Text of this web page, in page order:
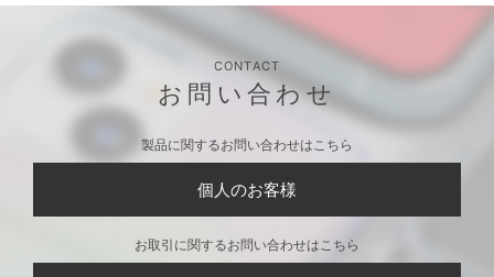
CONTACT
お問い合わせ
製品に関するお問い合わせはこちら
個人のお客様
お取引に関するお問い合わせはこちら